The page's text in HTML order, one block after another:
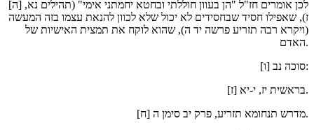
[ה] לכן אומרים חז"ל "הן בעוון חוללתי ובחטא יחמתני אימי" (תהילים נא,
ז), שאפילו חסיד שבחסידים לא יכול שלא לכוון להנאת עצמו בזה המעשה
(ויקרא רבה תזריע פרשה יד ה), שהוא לוקח את תמצית האישיות של
האדם.
[ו] סוכה נב:
[ז] בראשית יז, י-יא.
[ח] מדרש תנחומא תזריע, פרק יב סימן ה.